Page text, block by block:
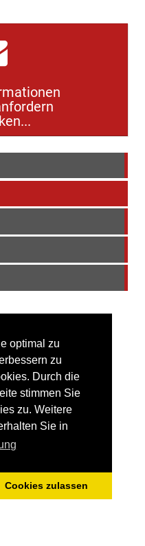
optimal zu
zu
Durch die
stimmen Sie
zu. Weitere
Sie in
Cookies zulassen